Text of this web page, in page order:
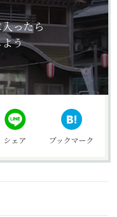
ったら
う
シェア ブックマーク